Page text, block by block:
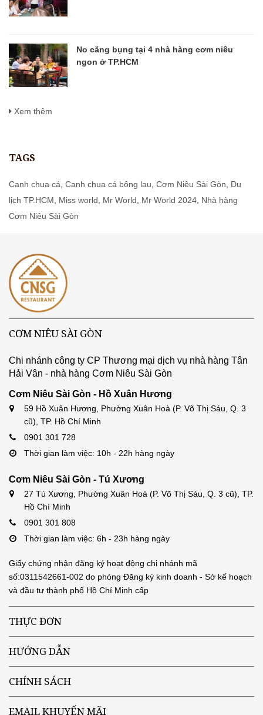
No căng bụng tại 4 nhà hàng cơm niêu
ngon ở TP.HCM
Xem thêm
TAGS
Canh chua cá Canh chua cá bông lau Cơm Niêu Sài Gòn
Du
lịch TP.HCM
Miss world Mr World Mr World 2024 Nhà hàng
Cơm Niêu Sài Gòn
CƠM NIÊU SÀI GÒN
Chi nhánh công ty CP Thương mại dịch vụ nhà hàng Tân
Hải Vân - nhà hàng Cơm Niêu Sài Gòn
Cơm Niêu Sài Gòn - Hồ Xuân Hương
59 Hồ Xuân Hương, Phường Xuân Hoà (P. Võ Thị Sáu, Q. 3
cũ), TP. Hồ Chí Minh
0901 301 728
Thời gian làm việc: 10h - 22h hàng ngày
Cơm Niêu Sài Gòn - Tú Xương
27 Tú Xương, Phường Xuân Hoà (P. Võ Thị Sáu, Q. 3 cũ), TP.
Hồ Chí Minh
0901 301 808
Thời gian làm việc: 6h - 23h hàng ngày
Giấy chứng nhận đăng ký hoạt động chi nhánh mã
số:0311542661-002 do phòng Đăng ký kinh doanh - Sở kế hoạch
và đầu tư thành phố Hồ Chí Minh cấp
THỰC ĐƠN
HƯỚNG DẪN
CHÍNH SÁCH
EMAIL KHUYẾN MÃI